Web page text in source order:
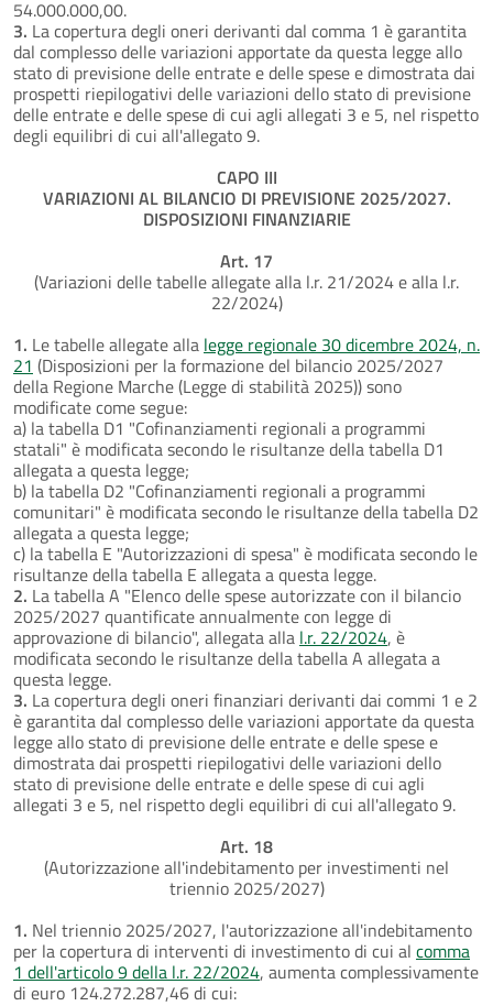
54.000.000,00.
3. La copertura degli oneri derivanti dal comma 1 è garantita
dal complesso delle variazioni apportate da questa legge allo
stato di previsione delle entrate e delle spese e dimostrata dai
prospetti riepilogativi delle variazioni dello stato di previsione
delle entrate e delle spese di cui agli allegati 3 e 5, nel rispetto
degli equilibri di cui all'allegato 9.
CAPO III
VARIAZIONI AL BILANCIO DI PREVISIONE 2025/2027.
DISPOSIZIONI FINANZIARIE
Art. 17
(Variazioni delle tabelle allegate alla l.r. 21/2024 e alla l.r.
22/2024)
1. Le tabelle allegate alla legge regionale 30 dicembre 2024, n.
21 (Disposizioni per la formazione del bilancio 2025/2027
della Regione Marche (Legge di stabilità 2025)) sono
modificate come segue:
a) la tabella D1 "Cofinanziamenti regionali a programmi
statali" è modificata secondo le risultanze della tabella D1
allegata a questa legge;
b) la tabella D2 "Cofinanziamenti regionali a programmi
comunitari" è modificata secondo le risultanze della tabella D2
allegata a questa legge;
c) la tabella E "Autorizzazioni di spesa" è modificata secondo le
risultanze della tabella E allegata a questa legge.
2. La tabella A "Elenco delle spese autorizzate con il bilancio
2025/2027 quantificate annualmente con legge di
approvazione di bilancio", allegata alla l.r. 22/2024, è
modificata secondo le risultanze della tabella A allegata a
questa legge.
3. La copertura degli oneri finanziari derivanti dai commi 1 e 2
è garantita dal complesso delle variazioni apportate da questa
legge allo stato di previsione delle entrate e delle spese e
dimostrata dai prospetti riepilogativi delle variazioni dello
stato di previsione delle entrate e delle spese di cui agli
allegati 3 e 5, nel rispetto degli equilibri di cui all'allegato 9.
Art. 18
(Autorizzazione all'indebitamento per investimenti nel
triennio 2025/2027)
1. Nel triennio 2025/2027, l'autorizzazione all'indebitamento
per la copertura di interventi di investimento di cui al comma
1 dell'articolo 9 della l.r. 22/2024, aumenta complessivamente
di euro 124.272.287,46 di cui: